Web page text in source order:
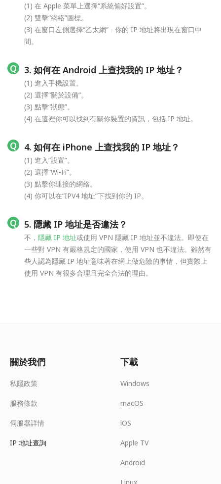
(1) 在 Apple 菜單上選擇“系統偏好設置”。
(2) 雙擊“網絡”圖標。
(3) 在窗口左側選擇“乙太網” - 你的 IP 地址將出現在窗口中
間。
3. 如何在 Android 上查找我的 IP 地址？
(1) 進入手機設置。
(2) 選擇“關於設備”。
(3) 點擊“狀態”。
(4) 在這裡你可以找到有關你裝置的資訊，包括 IP 地址。
4. 如何在 iPhone 上查找我的 IP 地址？
(1) 進入“設置”。
(2) 選擇“Wi-Fi”。
(3) 點擊你連接的網絡。
(4) 你可以在“IPV4 地址”下找到你的 IP。
5. 隱藏 IP 地址是否違法？
不， 隱藏 IP 地址或使用 VPN 隱藏 IP 地址並不違法。即使在
一些對 VPN 有嚴格規定的國家，使用 VPN 也不違法。雖然有
些人認為隱藏 IP 地址意味著在網上做危險的事情，但實際上
使用 VPN 有很多合理且完全合法的理由。
關於我們
私隱政策
服務條款
伺服器詳情
IP 地址查詢
下載
Windows
macOS
iOS
Apple TV
Android
Linux